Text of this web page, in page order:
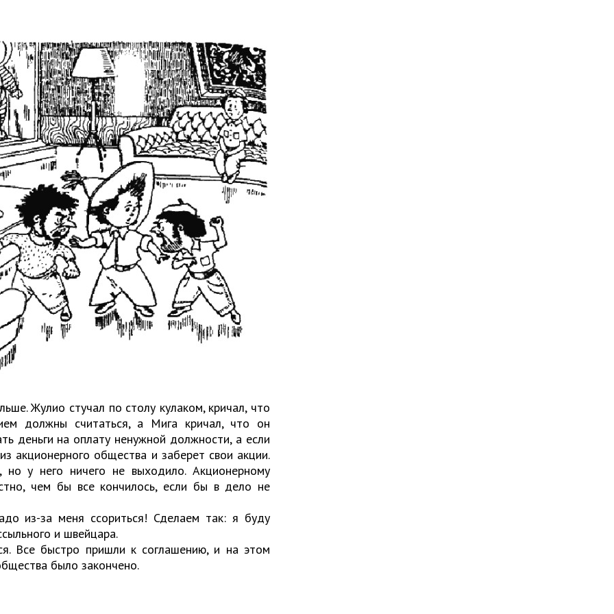
Жулио стучал по столу кулаком, кричал, что
должны считаться, а Мига кричал, что он
деньги на оплату ненужной должности, а если
акционерного общества и заберет свои акции.
но у него ничего не выходило. Акционерному
чем бы все кончилось, если бы в дело не
из-за меня ссориться! Сделаем так: я буду
и швейцара.
Все быстро пришли к соглашению, и на этом
было закончено.